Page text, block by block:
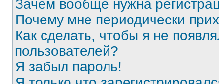
Зачем вообще нужна
Почему мне периодически
Как сделать, чтобы я не
пользователей?
Я забыл пароль!